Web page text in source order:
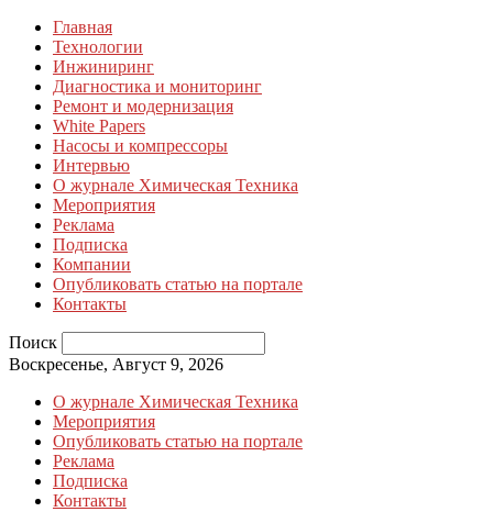
Главная
Технологии
Инжиниринг
Диагностика и мониторинг
Ремонт и модернизация
White Papers
Насосы и компрессоры
Интервью
О журнале Химическая Техника
Мероприятия
Реклама
Подписка
Компании
Опубликовать статью на портале
Контакты
Поиск
Воскресенье, Август 9, 2026
О журнале Химическая Техника
Мероприятия
Опубликовать статью на портале
Реклама
Подписка
Контакты